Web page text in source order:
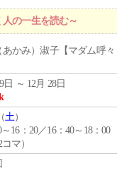
の一生を読む～
あかみ）淑子【マダム呼々
日 ～ 12月 28日
土）
～16：20／16：40～18：00
2コマ）